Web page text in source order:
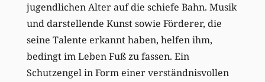
jugendlichen Alter auf die schiefe Bahn. Musik
und darstellende Kunst sowie Förderer, die
seine Talente erkannt haben, helfen ihm,
bedingt im Leben Fuß zu fassen. Ein
Schutzengel in Form einer verständnisvollen